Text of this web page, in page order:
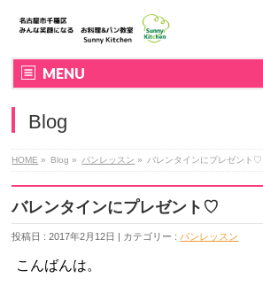
MENU
Blog
HOME » Blog » パンレッスン » バレンタインにプレゼント♡
バレンタインにプレゼント♡
投稿日 : 2017年2月12日 | カテゴリー : パンレッスン
こんばんは。